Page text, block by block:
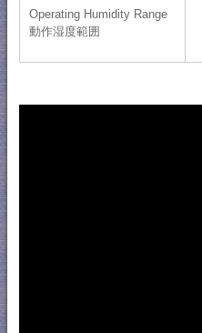
Operating Humidity Range
動作湿度範囲